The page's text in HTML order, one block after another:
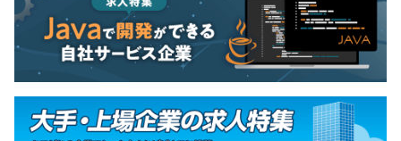
Docker
6カ月